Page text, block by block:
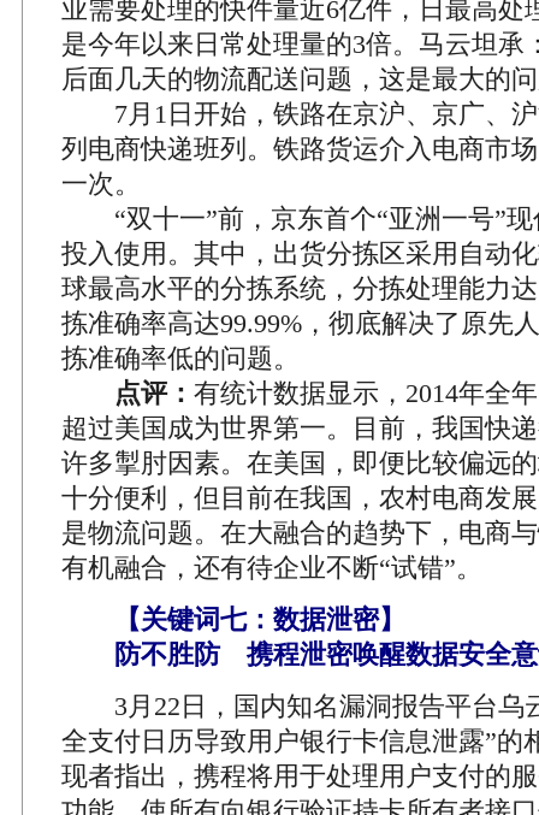
业需要处理的快件量近6亿件，日最高处
是今年以来日常处理量的3倍。马云坦承
后面几天的物流配送问题，这是最大的
7月1日开始，铁路在京沪、京广、沪
列电商快递班列。铁路货运介入电商市
一次。
“双十一”前，京东首个“亚洲一号”现
投入使用。其中，出货分拣区采用自动
球最高水平的分拣系统，分拣处理能力
拣准确率高达99.99%，彻底解决了原先
拣准确率低的问题。
点评： 有统计数据显示，2014年全
超过美国成为世界第一。目前，我国快
许多掣肘因素。在美国，即便比较偏远
十分便利，但目前在我国，农村电商发
是物流问题。在大融合的趋势下，电商
有机融合，还有待企业不断“试错”。
【关键词七：数据泄密】
防不胜防 携程泄密唤醒数据安全
3月22日，国内知名漏洞报告平台乌
全支付日历导致用户银行卡信息泄露”的
现者指出，携程将用于处理用户支付的